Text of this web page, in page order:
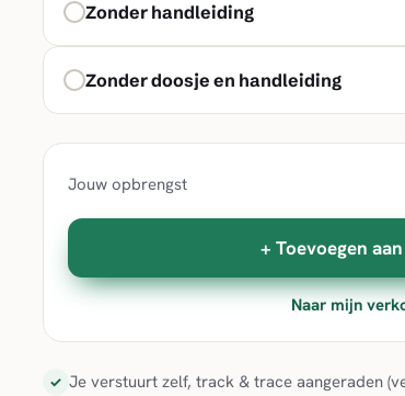
Zonder handleiding
Zonder doosje en handleiding
Jouw opbrengst
+ Toevoegen
Naar mijn
✓ Je verstuurt zelf, track & trace aangeraden